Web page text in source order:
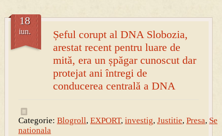
Șeful corupt al DNA Slobozia,
arestat recent pentru luare de
mită, era un șpăgar cunoscut dar
protejat ani întregi de
conducerea centrală a DNA
18
iun.
Categorie: Blogroll, EXPORT, investig, Justitie, Presa,
nationala